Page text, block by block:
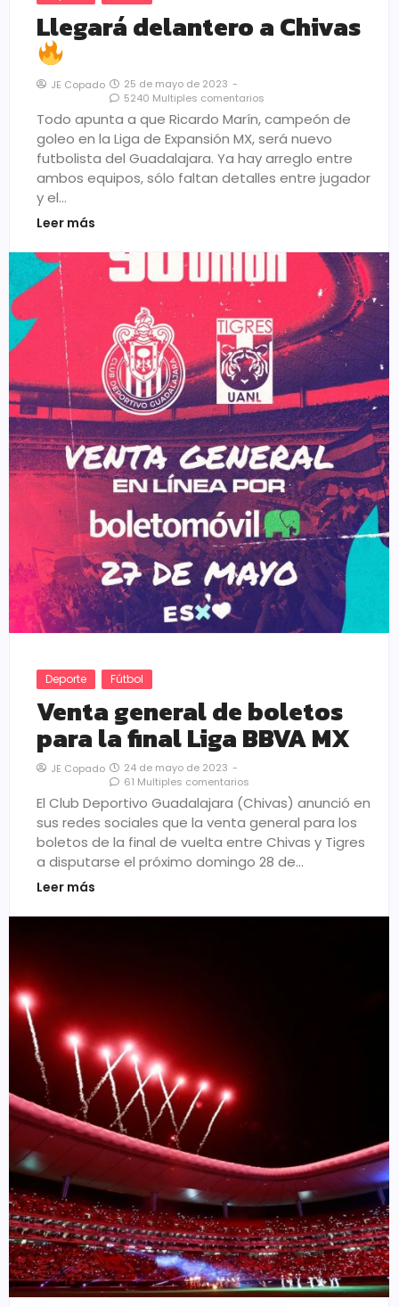
Llegará delantero a Chivas
JE Copado 25 de mayo de 2023 -
5240 Multiples comentarios
Todo apunta a que Ricardo Marín, campeón de
goleo en la Liga de Expansión MX, será nuevo
futbolista del Guadalajara. Ya hay arreglo entre
ambos equipos, sólo faltan detalles entre jugador
y el…
Leer más
Deporte Fútbol
Venta general de boletos
para la final Liga BBVA MX
JE Copado 24 de mayo de 2023 -
61 Multiples comentarios
El Club Deportivo Guadalajara (Chivas) anunció en
sus redes sociales que la venta general para los
boletos de la final de vuelta entre Chivas y Tigres
a disputarse el próximo domingo 28 de…
Leer más